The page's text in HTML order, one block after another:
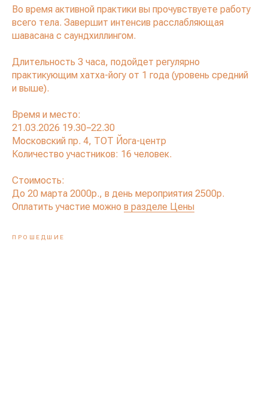
Во время активной практики вы прочувствуете работу
всего тела. Завершит интенсив расслабляющая
шавасана с саундхиллингом.
Длительность 3 часа, подойдет регулярно
практикующим хатха-йогу от 1 года (уровень средний
и выше).
Время и место:
21.03.2026 19.30−22.30
Московский пр. 4, ТОТ Йога-центр
Количество участников: 16 человек.
Стоимость:
До 20 марта 2000р., в день мероприятия 2500р.
Оплатить участие можно в разделе Цены
ПРОШЕДШИЕ